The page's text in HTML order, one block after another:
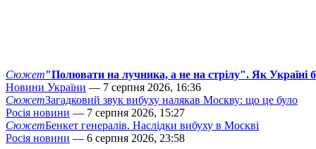
Сюжет"Полювати на лучника, а не на стрілу". Як Україні
Новини України — 7 серпня 2026, 16:36
СюжетЗагадковий звук вибуху налякав Москву: що це було
Росія новини — 7 серпня 2026, 15:27
СюжетБенкет генералів. Наслідки вибуху в Москві
Росія новини — 6 серпня 2026, 23:58